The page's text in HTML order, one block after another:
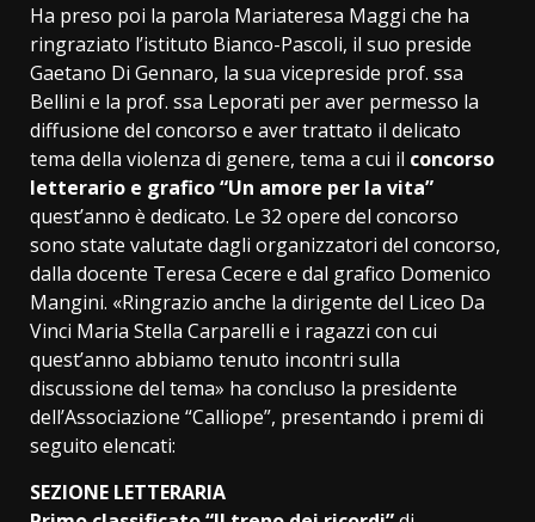
Ha preso poi la parola Mariateresa Maggi che ha
ringraziato l’istituto Bianco-Pascoli, il suo preside
Gaetano Di Gennaro, la sua vicepreside prof. ssa
Bellini e la prof. ssa Leporati per aver permesso la
diffusione del concorso e aver trattato il delicato
tema della violenza di genere, tema a cui il concorso
letterario e grafico “Un amore per la vita”
quest’anno è dedicato. Le 32 opere del concorso
sono state valutate dagli organizzatori del concorso,
dalla docente Teresa Cecere e dal grafico Domenico
Mangini. «Ringrazio anche la dirigente del Liceo Da
Vinci Maria Stella Carparelli e i ragazzi con cui
quest’anno abbiamo tenuto incontri sulla
discussione del tema» ha concluso la presidente
dell’Associazione “Calliope”, presentando i premi di
seguito elencati:
SEZIONE LETTERARIA